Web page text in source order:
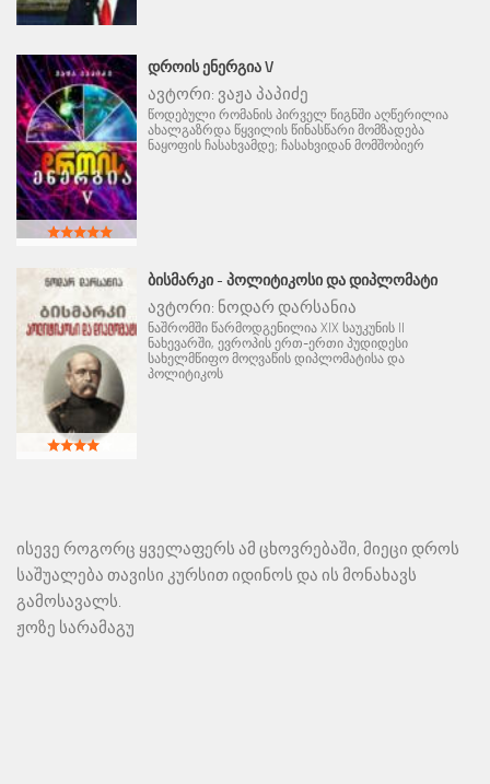
ᲓᲠᲝᲘᲡ ᲔᲜᲔᲠᲒᲘᲐ V
ავტორი: ვაჟა პაპიძე
წოდებული რომანის პირველ წიგნში აღწერილია
ახალგაზრდა წყვილის წინასწარი მომზადება
ნაყოფის ჩასახვამდე; ჩასახვიდან მომშობიერ
ᲑᲘᲡᲛᲐᲠᲙᲘ - ᲞᲝᲚᲘᲢᲘᲙᲝᲡᲘ ᲓᲐ ᲓᲘᲞᲚᲝᲛᲐᲢᲘ
ავტორი: ნოდარ დარსანია
ნაშრომში წარმოდგენილია XIX საუკუნის II
ნახევარში, ევროპის ერთ-ერთი პუდიდესი
სახელმწიფო მოღვაწის დიპლომატისა და
პოლიტიკოს
ისევე როგორც ყველაფერს ამ ცხოვრებაში, მიეცი დროს
საშუალება თავისი კურსით იდინოს და ის მონახავს
გამოსავალს.
ჟოზე სარამაგუ